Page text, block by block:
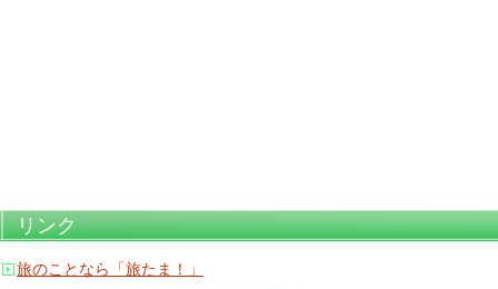
リンク
旅のことなら「旅たま！」